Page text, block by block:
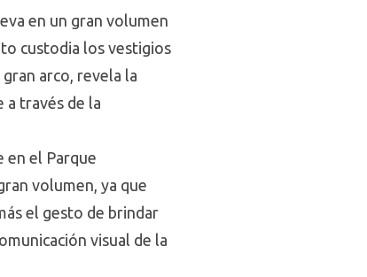
en un gran volumen
custodia los vestigios
arco, revela la
a través de la
en el Parque
volumen, ya que
el gesto de brindar
visual de la